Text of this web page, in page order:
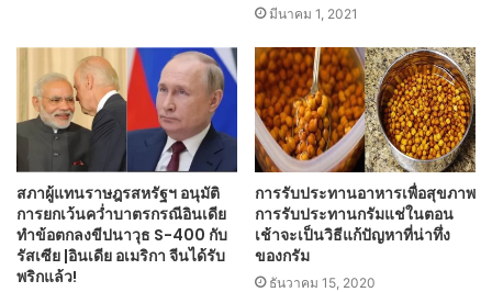
มีนาคม 1, 2021
สภาผู้แทนราษฎรสหรัฐฯ อนุมัติ
การยกเว้นคว่ำบาตรกรณีอินเดีย
ทำข้อตกลงขีปนาวุธ S-400 กับ
รัสเซีย |อินเดีย อเมริกา จีนได้รับ
พริกแล้ว!
การรับประทานอาหารเพื่อสุขภาพ
การรับประทานกรัมแช่ในตอน
เช้าจะเป็นวิธีแก้ปัญหาที่น่าทึ่ง
ของกรัม
ธันวาคม 15, 2020